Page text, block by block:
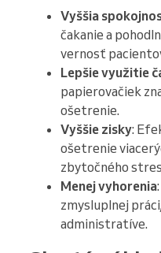
Vyššia
čakanie a
vernosť
Lepšie využitie
papierovačiek
ošetrenie.
Vyššie zisky:
ošetrenie
zbytočného
Menej vyhorenia
zmysluplnej
administratíve.